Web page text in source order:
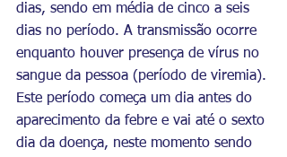
dias, sendo em média de cinco a seis
dias no período. A transmissão ocorre
enquanto houver presença de vírus no
sangue da pessoa (período de viremia).
Este período começa um dia antes do
aparecimento da febre e vai até o sexto
dia da doença, neste momento sendo